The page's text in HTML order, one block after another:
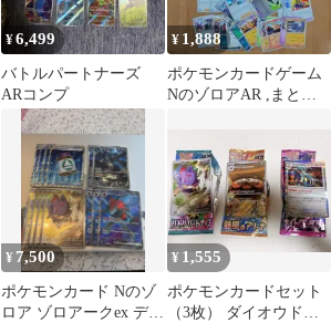
¥6,499
バトルパートナーズ
ARコンプ
¥ 1,888
ポケモンカードゲーム
NのゾロアAR ,まとめ
¥ 7,500
ポケモンカード Nのゾ
ロア ゾロアークex デッ
¥ 1,555
ポケモンカードセット
（3枚） ダイオウドウR